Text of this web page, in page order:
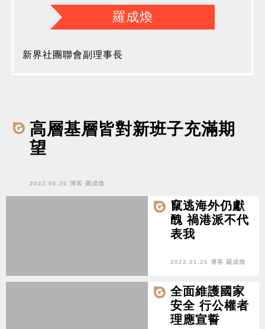
羅成煥
新界社團聯會副理事長
高層基層皆對新班子充滿期
望
2022.06.26 博客 羅成煥
竄逃海外仍獻
醜 禍港派不代
表我
2022.01.26 博客 羅成煥
全面維護國家
安全 行公權者
理應宣誓